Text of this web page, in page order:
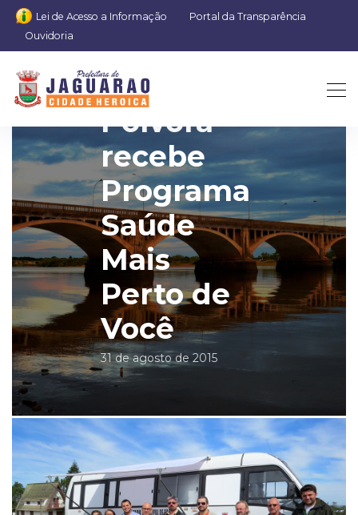
Lei de Acesso a Informação
Portal da Transparência
Ouvidoria
Cerro da
Pólvora
recebe
Programa
Saúde
Mais
Perto de
Você
31 de agosto de 2015